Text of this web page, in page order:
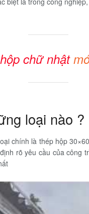
chữ nhật
loại nào ?
chính là thép hộp
rõ yêu cầu của công